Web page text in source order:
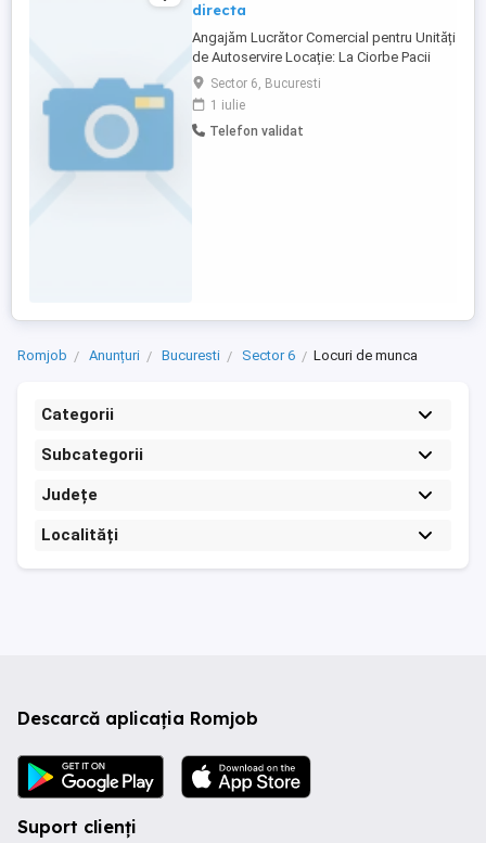
directa
Angajăm Lucrător Comercial pentru Unități
de Autoservire Locație: La Ciorbe Pacii
Descrierea jobului: Căutăm un lucrător
comercial dedicat și responsabil pentru a
se alătura echipei noastre in restaurant cu
servire la linie. Veți fi responsabil pentru
Sector 6, Bucuresti
1 iulie
Telefon validat
Romjob Anunțuri Bucuresti Sector 6 Locuri de munca
Categorii
Subcategorii
Județe
Localități
Descarcă aplicația Romjob
Suport clienți